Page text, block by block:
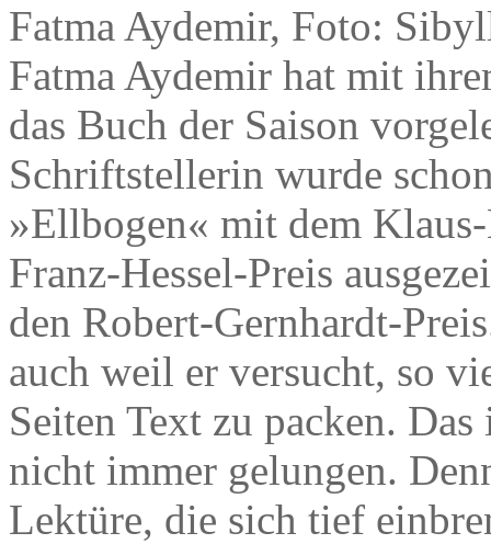
Fatma Aydemir, Foto:
Fatma Aydemir hat mit
das Buch der Saison
Schriftstellerin wurde
»Ellbogen« mit dem
Franz-Hessel-Preis
den Robert-Gernhardt-
auch weil er versucht, so
Seiten Text zu packen.
nicht immer gelungen.
Lektüre, die sich tief